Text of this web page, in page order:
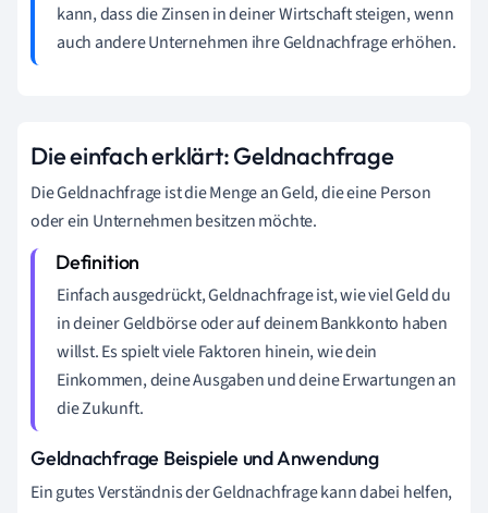
kann, dass die Zinsen in deiner Wirtschaft steigen, wenn
auch andere Unternehmen ihre Geldnachfrage erhöhen.
Die einfach erklärt: Geldnachfrage
Die Geldnachfrage ist die Menge an Geld, die eine Person
oder ein Unternehmen besitzen möchte.
Einfach ausgedrückt, Geldnachfrage ist, wie viel Geld du
in deiner Geldbörse oder auf deinem Bankkonto haben
willst. Es spielt viele Faktoren hinein, wie dein
Einkommen, deine Ausgaben und deine Erwartungen an
die Zukunft.
Geldnachfrage Beispiele und Anwendung
Ein gutes Verständnis der Geldnachfrage kann dabei helfen,